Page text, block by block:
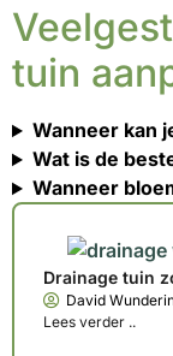
tuin
Wanneer kan
Wat is de
Wanneer
Drainage tuin
David
Lees verder ..